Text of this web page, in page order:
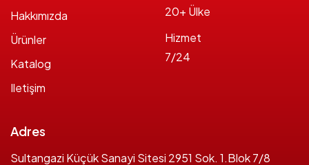
Hakkımızda
Ürünler
Katalog
Iletişim
20+ Ülke
Hizmet
7/24
Adres
Sultangazi Küçük Sanayi Sitesi 2951 Sok. 1.Blok 7/8